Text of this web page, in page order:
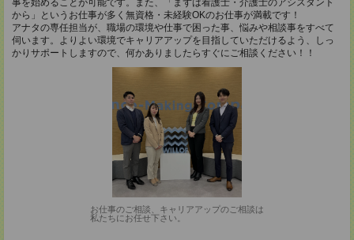
事を始めることが可能です。また、「まずは看護士・介護士のアシスタント
から」というお仕事が多く無資格・未経験OKのお仕事が満載です！
アナタの専任担当が、職場の環境や仕事で困った事、悩みや相談事をすべて
伺います。よりよい環境でキャリアアップを目指していただけるよう、しっ
かりサポートしますので、何かありましたらすぐにご相談ください！！
お仕事のご相談、キャリアアップのご相談は
私たちにお任せ下さい。